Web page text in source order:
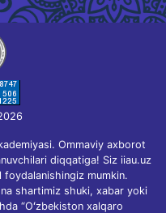
Ommaviy axborot
diqqatiga! Siz iiau.uz
foydalanishingiz mumkin.
shartimiz shuki, xabar yoki
“Oʻzbekiston xalqaro